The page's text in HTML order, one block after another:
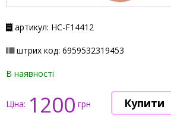
артикул: НС-F14412
штрих код: 6959532319453
В наявності
Ціна: 1200 грн